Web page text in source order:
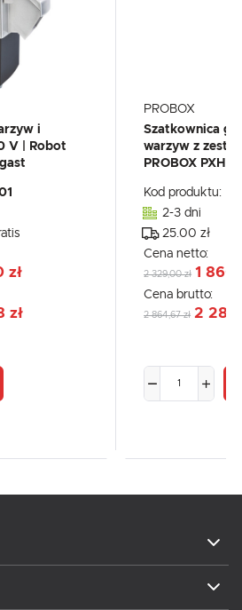
i
V | Robot
zł
zł
PROBOX
Szatkownica
warzyw z
PROBOX
Kod produktu:
2-3 dni
25.00 zł
Cena netto:
2 329,00 zł 1
Cena brutto:
2 864,67 zł 2